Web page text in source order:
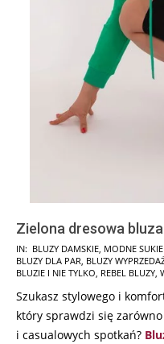
Zielona dresowa
2024-
07-
IN: BLUZY DAMSKIE, MODNE
BLUZY DLA PAR, BLUZY
BLUZIE I NIE TYLKO, REBEL BLUZY,
Szukasz stylowego i
który sprawdzi się
i casualowych spotkań?